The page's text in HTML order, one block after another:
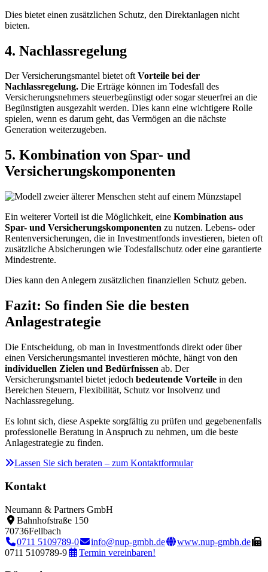
Dies bietet einen zusätzlichen Schutz, den Direktanlagen nicht
bieten.
4. Nachlassregelung
Der Versicherungsmantel bietet oftVorteile bei der
Nachlassregelung. Die Erträge können im Todesfall des
Versicherungsnehmers steuerbegünstigt oder sogar steuerfrei an die
Begünstigten ausgezahlt werden. Dies kann eine wichtigere Rolle
spielen, wenn es darum geht, das Vermögen an die nächste
Generation weiterzugeben.
5. Kombination von Spar- und
Versicherungskomponenten
Ein weiterer Vorteil ist die Möglichkeit, eine Kombination aus
Spar- und Versicherungskomponenten zu nutzen. Lebens- oder
Rentenversicherungen, die in Investmentfonds investieren, bieten oft
zusätzliche Absicherungen wie Todesfallschutz oder eine garantierte
Mindestrente.
Dies kann den Anlegern zusätzlichen finanziellen Schutz geben.
Fazit: So finden Sie die besten
Anlagestrategie
Die Entscheidung, ob man in Investmentfonds direkt oder über
einen Versicherungsmantel investieren möchte, hängt von den
individuellen Zielen und Bedürfnissen ab. Der
Versicherungsmantel bietet jedoch bedeutende Vorteile in den
Bereichen Steuern, Flexibilität, Schutz vor Insolvenz und
Nachlassregelung.
Es lohnt sich, diese Aspekte sorgfältig zu prüfen und gegebenenfalls
professionelle Beratung in Anspruch zu nehmen, um die beste
Anlagestrategie zu finden.
Lassen Sie sich beraten – zum Kontaktformular
Kontakt
Neumann & Partners GmbH
Bahnhofstraße 150
70736Fellbach
0711 5109789-0
info@nup-gmbh.de
www.nup-gmbh.de
0711 5109789-9
Termin vereinbaren!